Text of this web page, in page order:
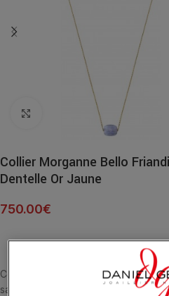
Click to enlarge
Collier Morganne Bello
Dentelle Or Jaune
750.00€
Cette collection emblématique met
sans griffe, ni serti, au contact de la